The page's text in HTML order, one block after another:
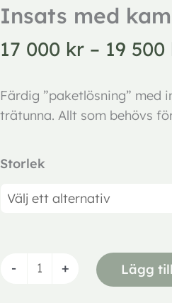
Insats med
17 000 kr – 19 500
Färdig ”paketlösning”
trätunna. Allt som behövs
Storlek
-
kamin
mängd
+ Lägg